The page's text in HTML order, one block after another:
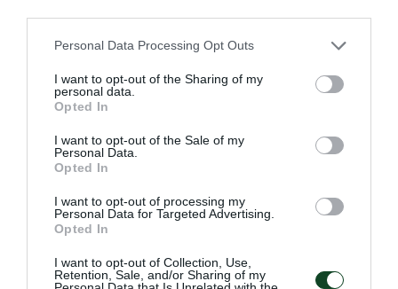
Please note that this website/app uses one or more Google
not limited to your visit or usage behaviour. You may click to
grant or deny consent to Google and its third-party tags to
use your data for below specified purposes in below Google
consent section.
Personal Data Processing Opt Outs
I want to opt-out of the Sharing of my
personal data.
Opted In
I want to opt-out of the Sale of my
Personal Data.
Opted In
I want to opt-out of processing my
Personal Data for Targeted Advertising.
Opted In
I want to opt-out of Collection, Use,
Retention, Sale, and/or Sharing of my
σχέδια του Παναθηναϊκού για την ανάπλαση και
ανακατασκευή του ιστορικού γηπέδου που ξεκινάει
ανάγκες της ομάδας στη σύγχρονη εποχή και να
της πόλης, ανοιχτό στους φιλάθλους και στους
κατοίκους της.
Από τη Θύρα 3, ο κόσμος παρακολούθησε στο
περιόδους καθώς και το 3D video που αναπαριστά